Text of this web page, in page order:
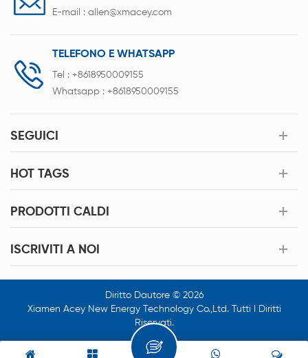
E-mail : allen@xmacey.com
TELEFONO E WHATSAPP
Tel : +8618950009155
Whatsapp : +8618950009155
SEGUICI
HOT TAGS
PRODOTTI CALDI
ISCRIVITI A NOI
Diritto Dautore © 2026
Xiamen Acey New Energy Technology Co.,Ltd. Tutti I Diritti
Riservati.